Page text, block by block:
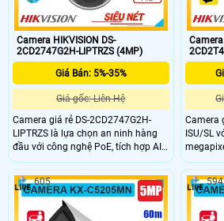
Camera HIKVISION DS-
2CD2747G2H-LIPTRZS (4MP)
Giá Bán: 5%-35%
Giá gốc: Liên Hệ
Camera giá rẻ DS-2CD2747G2H-
LIPTRZS là lựa chọn an ninh hàng
đầu với công nghệ PoE, tích hợp AI
thông minh quan sát ban đêm màu
sắc rõ nét nhờ công nghệ ColorVu
hình ảnh luôn sáng đẹp dù ở bất kỳ
điều kiện nào. Tính năng nhận diện
khuôn mặt và phát hiện
Camera
Camera
ISU/SL
chống
ảnh
công
lượng
605 594